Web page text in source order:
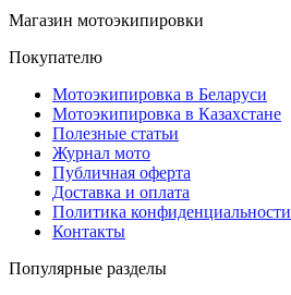
Магазин мотоэкипировки
Покупателю
Мотоэкипировка в Беларуси
Мотоэкипировка в Казахстане
Полезные статьи
Журнал мото
Публичная оферта
Доставка и оплата
Политика конфиденциальности
Контакты
Популярные разделы